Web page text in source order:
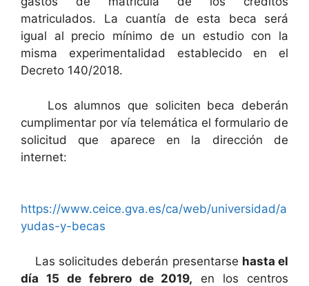
matriculados. La cuantía de esta beca será
igual al precio mínimo de un estudio con la
misma experimentalidad establecido en el
Decreto 140/2018.
Los alumnos que soliciten beca deberán
cumplimentar por vía telemática el formulario de
solicitud que aparece en la dirección de
internet:
https://www.ceice.gva.es/ca/web/universidad/a
yudas-y-becas
Las solicitudes deberán presentarse hasta el
día 15 de febrero de 2019, en los centros